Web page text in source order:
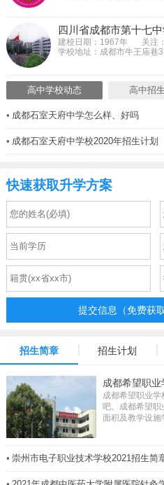
四川省成都市第十七
建校日期：1967年
关注
学校地址：成都市牛王庙巷
高中学校动态 高中招
• 成都石室天府中学怎么样、好吗
• 成都石室天府中学校2020年招生计划
快速获取升学方案
提交信息（免费获
招生简章 招生计划
成都希望职
成都希望职业
吧。成都希望职
面积及教学设施
• 崇州市电子职业技术学校2021招生简